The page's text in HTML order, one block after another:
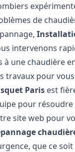
de
intervenons
à une chaudière
travaux pour
Paris est
pour
site web pour
que ce